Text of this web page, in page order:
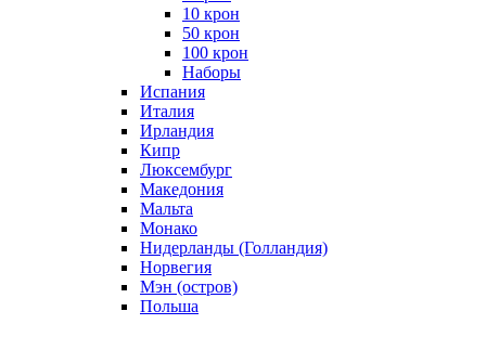
10 крон
50 крон
100 крон
Наборы
Испания
Италия
Ирландия
Кипр
Люксембург
Македония
Мальта
Монако
Нидерланды (Голландия)
Норвегия
Мэн (остров)
Польша